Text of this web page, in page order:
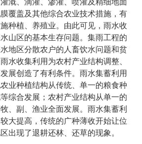
覆盖及其他综合农业技术措施，有
种植、养殖业。由此可见，雨水收
山区的基本生存问题。集雨工程的
地区分散农户的人畜饮水问题和贫
水收集利用为农村产业结构调整、
展创造了有利条件。雨水集蓄利用
业种植结构从传统、单一的粮食种
综合发展；农村产业结构从单一的
、副、渔业全面发展。雨水集蓄利
大提高，传统的广种薄收开始让位
出现了退耕还林、还草的现象。